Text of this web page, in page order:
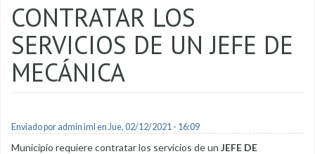
CONTRATAR LOS
SERVICIOS DE UN JEFE DE
MECÁNICA
Enviado por admin iml en Jue, 02/12/2021 - 16:09
Municipio requiere contratar los servicios de un JEFE DE